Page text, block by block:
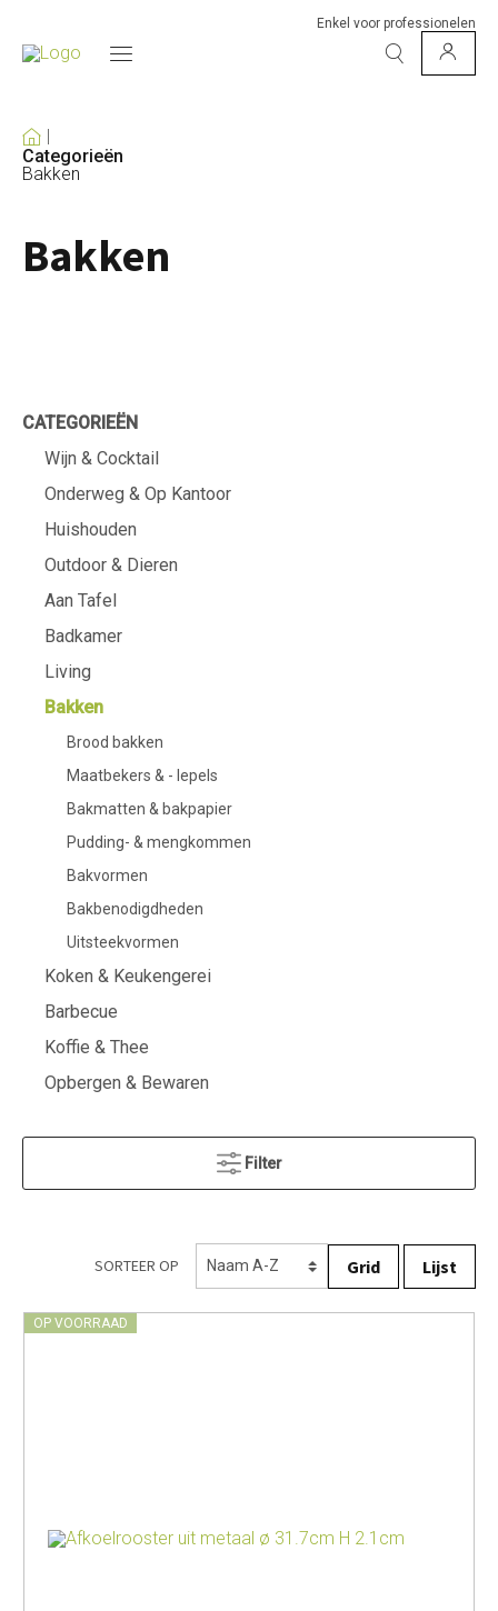
Enkel voor professionelen
Categorieën
Bakken
Bakken
CATEGORIEËN
Wijn & Cocktail
Onderweg & Op Kantoor
Huishouden
Outdoor & Dieren
Aan Tafel
Badkamer
Living
Bakken
Brood bakken
Maatbekers & - lepels
Bakmatten & bakpapier
Pudding- & mengkommen
Bakvormen
Bakbenodigdheden
Uitsteekvormen
Koken & Keukengerei
Barbecue
Koffie & Thee
Opbergen & Bewaren
Filter
SORTEER OP Grid Lijst
OP VOORRAAD